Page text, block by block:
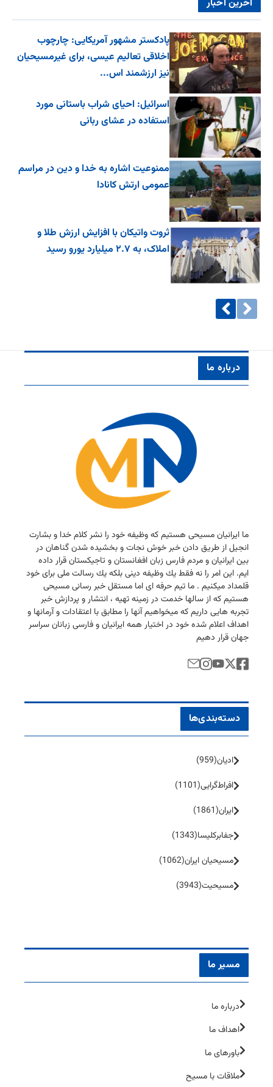
آخرین اخبار
پادکستر مشهور آمریکایی: چارچوب
اخلاقی تعالیم عیسی، برای غیرمسیحیان
نیز ارزشمند اس...
اسرائیل: احیای شراب باستانی مورد
استفاده در عشای ربانی
ممنوعیت اشاره به خدا و دین در مراسم
عمومی ارتش کانادا
ثروت واتیکان با افزایش ارزش طلا و
املاک، به ۲.۷ میلیارد یورو رسید
درباره ما
ما ایرانیان مسیحی هستیم كه وظیفه خود را نشر كلام خدا و بشارت
انجیل از طریق دادن خبر خوش نجات و بخشیده شدن گناهان در
بین ایرانیان و مردم فارس زبان افغانستان و تاجیكستان قرار داده
ایم. این امر را نه فقط یك وظیفه دینی بلكه یك رسالت ملی برای خود
قلمداد میكنیم . ما تیم حرفه ای اما مستقل خبر رسانی مسیحی
هستیم كه از سالها خدمت در زمینه تهیه ، انتشار و پردازش خبر
تجربه هایی داریم كه میخواهیم آنها را مطابق با اعتقادات و آرمانها و
اهداف اعلام شده خود در اختیار همه ایرانیان و فارسی زبانان سراسر
جهان قرار دهیم
دسته‌بندی‌ها
ادیان(959)
افراط‌گرایی(1101)
ایران(1861)
جفا‌بر‌کلیسا(1343)
مسیحیان ایران(1062)
مسیحیت(3943)
مسیر ما
درباره ما
اهداف ما
باورهای ما
ملاقات با مسیح